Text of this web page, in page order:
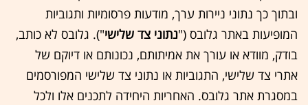
ובתוך כך נתוני ניירות ערך, מודעות פרסומיות ותגוביות
המופיעות באתר גלובס ("נתוני צד שלישי"). גלובס לא כותב,
בודק, מוודא או עורך את אמיתותם, נכונותם או דיוקם של
אתרי צד שלישי, התגוביות או נתוני צד שלישי המפורסמים
במסגרת אתר גלובס. האחריות היחידה לתכנים אלו ולכל